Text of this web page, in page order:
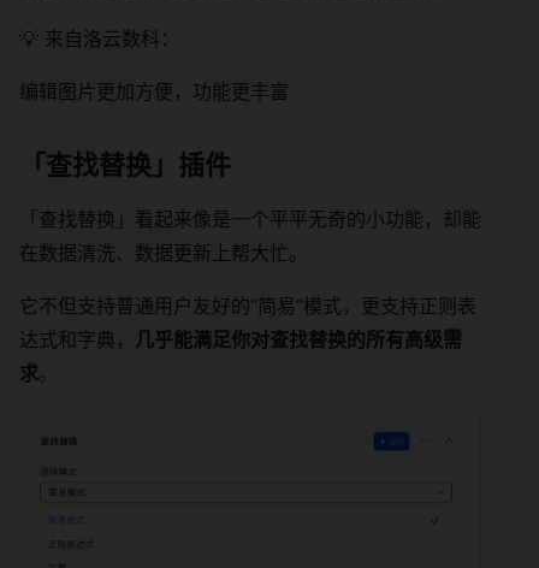
💡 来自洛云数科：
编辑图片更加方便，功能更丰富
「 查找替换 」插件
「查找替换」看起来像是一个平平无奇的小功能，却能
在数据清洗、数据更新上帮大忙。
它不但支持普通用户友好的“简易”模式，更支持正则表
达式和字典， 几乎能满足你对查找替换的所有高级需
求。